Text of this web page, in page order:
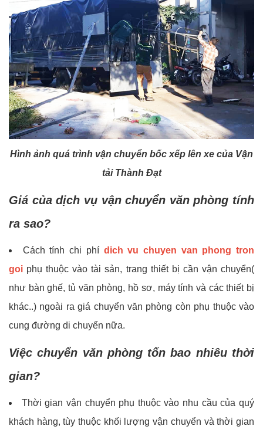
Hình ảnh quá trình vận chuyển bốc xếp lên xe của Vận
tải Thành Đạt
Giá của dịch vụ vận chuyển văn phòng tính
ra sao?
Cách tính chi phí dich vu chuyen van phong tron
goi phụ thuộc vào tài sản, trang thiết bị cần vận chuyển(
như bàn ghế, tủ văn phòng, hồ sơ, máy tính và các thiết bị
khác..) ngoài ra giá chuyển văn phòng còn phụ thuộc vào
cung đường di chuyển nữa.
Việc chuyển văn phòng tốn bao nhiêu thời
gian?
Thời gian vận chuyển phụ thuộc vào nhu cầu của quý
khách hàng, tùy thuộc khối lượng vận chuyển và thời gian